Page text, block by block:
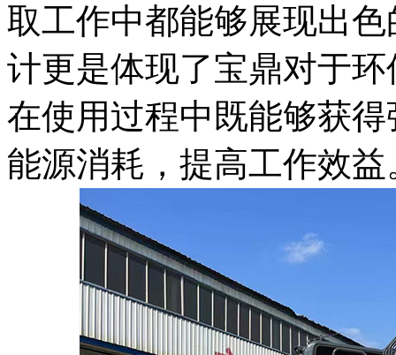
取工作中都能够展现出
计更是体现了宝鼎对于
在使用过程中既能够获
能源消耗，提高工作效益